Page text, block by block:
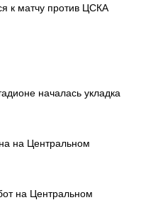
к матчу против ЦСКА
началась укладка
на Центральном
на Центральном